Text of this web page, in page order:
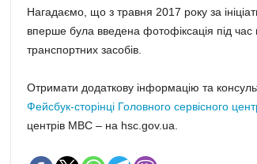
Нагадаємо, що з травня 2017 року за
вперше була введена фотофіксація під час
транспортних засобів.
Отримати додаткову інформацію та
Фейсбук-сторінці Головного сервісного
центрів МВC – на hsc.gov.ua.